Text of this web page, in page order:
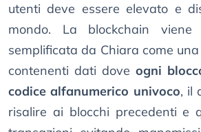
utenti deve essere elevato e
mondo. La blockchain
semplificata da Chiara come
contenenti dati dove ogni
codice alfanumerico univoco, il
risalire ai blocchi precedenti e